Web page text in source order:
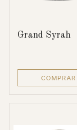
Grand Syrah
COMPRAR